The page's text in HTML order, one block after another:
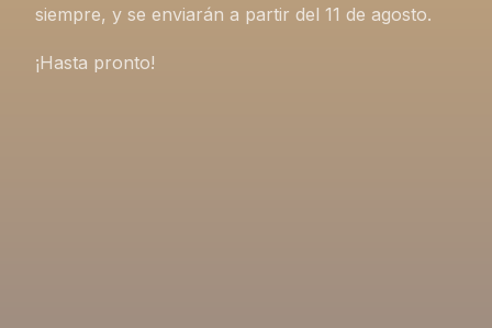
siempre, y se enviarán a partir del 11 de agosto.
¡Hasta pronto!